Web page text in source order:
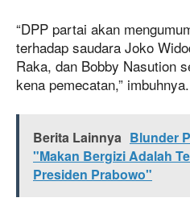
“DPP partai akan
terhadap saudara Joko
Raka, dan Bobby Nasution
kena pemecatan,” imbuhnya.
Berita Lainnya Blunder
"Makan Bergizi Adalah
Presiden Prabowo"